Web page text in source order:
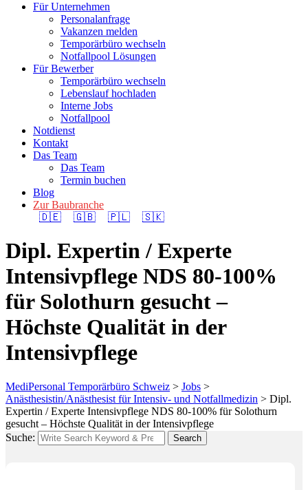
Für Unternehmen
Personalanfrage
Vakanzen melden
Temporärbüro wechseln
Notfallpool Lösungen
Für Bewerber
Temporärbüro wechseln
Lebenslauf hochladen
Interne Jobs
Notfallpool
Notdienst
Kontakt
Das Team
Das Team
Termin buchen
Blog
Zur Baubranche
🇩🇪
🇬🇧 🇵🇱 🇸🇰
Dipl. Expertin / Experte
Intensivpflege NDS 80-100%
für Solothurn gesucht –
Höchste Qualität in der
Intensivpflege
MediPersonal Temporärbüro Schweiz > Jobs >
Anästhesistin/Anästhesist für Intensiv- und Notfallmedizin > Dipl.
Expertin / Experte Intensivpflege NDS 80-100% für Solothurn
gesucht – Höchste Qualität in der Intensivpflege
Suche:
Search